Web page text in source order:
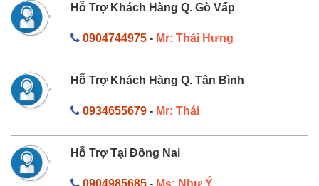
Hỗ Trợ Khách Hàng Q. Gò Vấp
0904744975- Mr: Thái Hưng
Hỗ Trợ Khách Hàng Q. Tân Bình
0934655679- Mr: Thái
Hỗ Trợ Tại Đồng Nai
0904985685- Ms: Như Ý